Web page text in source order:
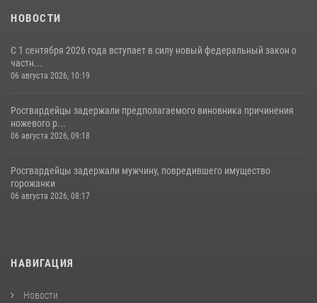
НОВОСТИ
С 1 сентября 2026 года вступает в силу новый федеральный закон о
частн...
06 августа 2026, 10:19
Росгвардейцы задержали предполагаемого виновника причинения
ножевого р...
06 августа 2026, 09:18
Росгвардейцы задержали мужчину, повредившего имущество
горожанки
06 августа 2026, 08:17
НАВИГАЦИЯ
Новости